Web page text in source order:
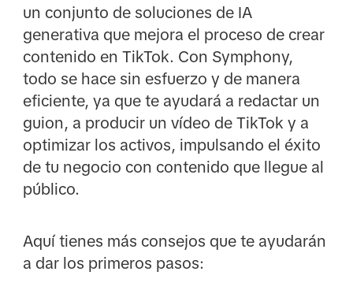
un conjunto de soluciones de IA
generativa que mejora el proceso de crear
contenido en TikTok. Con Symphony,
todo se hace sin esfuerzo y de manera
eficiente, ya que te ayudará a redactar un
guion, a producir un vídeo de TikTok y a
optimizar los activos, impulsando el éxito
de tu negocio con contenido que llegue al
público.
Aquí tienes más consejos que te ayudarán
a dar los primeros pasos: